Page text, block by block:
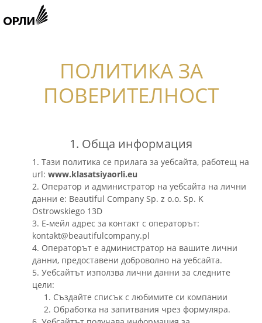
ПОЛИТИКА ЗА
ПОВЕРИТЕЛНОСТ
1. Обща информация
1. Тази политика се прилага за уебсайта, работещ на
url: www.klasatsiyaorli.eu
2. Оператор и администратор на уебсайта на лични
данни е: Beautiful Company Sp. z o.o. Sp. K
Ostrowskiego 13D
3. Е-мейл адрес за контакт с операторът:
kontakt@beautifulcompany.pl
4. Операторът е администратор на вашите лични
данни, предоставени доброволно на уебсайта.
5. Уебсайтът използва лични данни за следните
цели:
1. Създайте списък с любимите си компании
2. Обработка на запитвания чрез формуляра.